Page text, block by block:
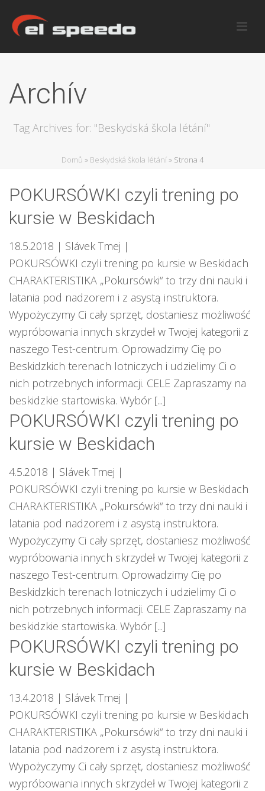
Archív
Tag Archives for: "Beskydská škola létání"
Domů » Beskydská škola létání » Strona 4
POKURSÓWKI czyli trening po
kursie w Beskidach
18.5.2018 | Slávek Tmej |
POKURSÓWKI czyli trening po kursie w Beskidach
CHARAKTERISTIKA „Pokursówki“ to trzy dni nauki i
latania pod nadzorem i z asystą instruktora.
Wypożyczymy Ci cały sprzęt, dostaniesz możliwość
wypróbowania innych skrzydeł w Twojej kategorii z
naszego Test-centrum. Oprowadzimy Cię po
Beskidzkich terenach lotniczych i udzielimy Ci o
nich potrzebnych informacji. CELE Zapraszamy na
beskidzkie startowiska. Wybór [...]
POKURSÓWKI czyli trening po
kursie w Beskidach
4.5.2018 | Slávek Tmej |
POKURSÓWKI czyli trening po kursie w Beskidach
CHARAKTERISTIKA „Pokursówki“ to trzy dni nauki i
latania pod nadzorem i z asystą instruktora.
Wypożyczymy Ci cały sprzęt, dostaniesz możliwość
wypróbowania innych skrzydeł w Twojej kategorii z
naszego Test-centrum. Oprowadzimy Cię po
Beskidzkich terenach lotniczych i udzielimy Ci o
nich potrzebnych informacji. CELE Zapraszamy na
beskidzkie startowiska. Wybór [...]
POKURSÓWKI czyli trening po
kursie w Beskidach
13.4.2018 | Slávek Tmej |
POKURSÓWKI czyli trening po kursie w Beskidach
CHARAKTERISTIKA „Pokursówki“ to trzy dni nauki i
latania pod nadzorem i z asystą instruktora.
Wypożyczymy Ci cały sprzęt, dostaniesz możliwość
wypróbowania innych skrzydeł w Twojej kategorii z